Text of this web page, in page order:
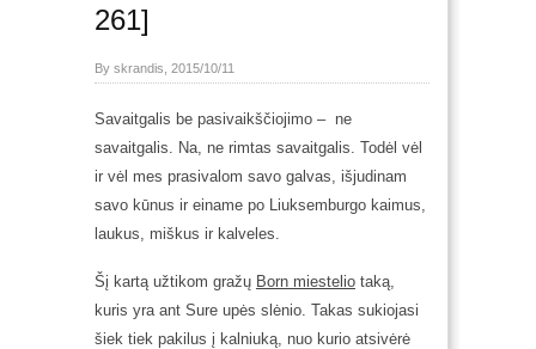
261]
By skrandis, 2015/10/11
Savaitgalis be pasivaikščiojimo – ne
savaitgalis. Na, ne rimtas savaitgalis. Todėl vėl
ir vėl mes prasivalom savo galvas, išjudinam
savo kūnus ir einame po Liuksemburgo kaimus,
laukus, miškus ir kalveles.
Šį kartą užtikom gražų Born miestelio taką,
kuris yra ant Sure upės slėnio. Takas sukiojasi
šiek tiek pakilus į kalniuką, nuo kurio atsivėrė